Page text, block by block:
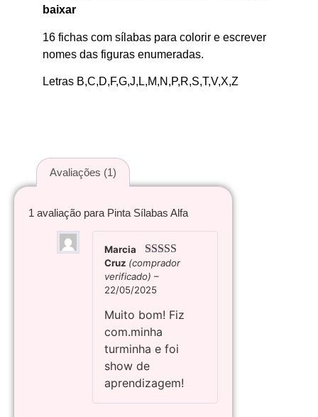
baixar
16 fichas com sílabas para colorir e escrever
nomes das figuras enumeradas.
Letras B,C,D,F,G,J,L,M,N,P,R,S,T,V,X,Z
Avaliações (1)
1 avaliação para Pinta Sílabas Alfa
Avaliação
de 5
Marcia
Cruz (comprador
verificado) –
22/05/2025
Muito bom! Fiz
com.minha
turminha e foi
show de
aprendizagem!